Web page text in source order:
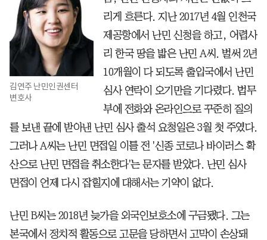
김연주 난민인권센터
변호사
리게 흐른다. 지난 2017년 4월 인천국
제공항에서 난민 신청을 하고, 어렵사
리 한국 땅을 밟은 난민 A씨. 벌써 2년
10개월이 다 되도록 출입국에서 난민
심사 연락이 오기만을 기다렸다. 법무
부에 전화와 온라인으로 꾸준히 질의
를 보낸 끝에 받아낸 난민 심사 출석 요청일은 3월 첫 주였다.
그러나 A씨는 난민 면접일 이틀 전 '신종 코로나 바이러스 확
산으로 난민 면접을 취소한다'는 문자를 받았다. 난민 심사
면접이 언제 다시 잡힐지에 대해서는 기약이 없다.
난민 B씨는 2018년 늦가을 외국인보호소에 구금됐다. 그는
본국에서 정치적 활동으로 고문을 당하면서 고막이 손상돼